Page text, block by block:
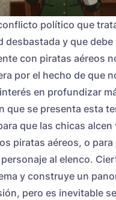
político que
desbastada y que debe
con piratas aéreos
por el hecho de que
en profundizar
que se presenta esta
que las chicas alcen
piratas aéreos, o
al elenco.
y construye un
pero es inevitable